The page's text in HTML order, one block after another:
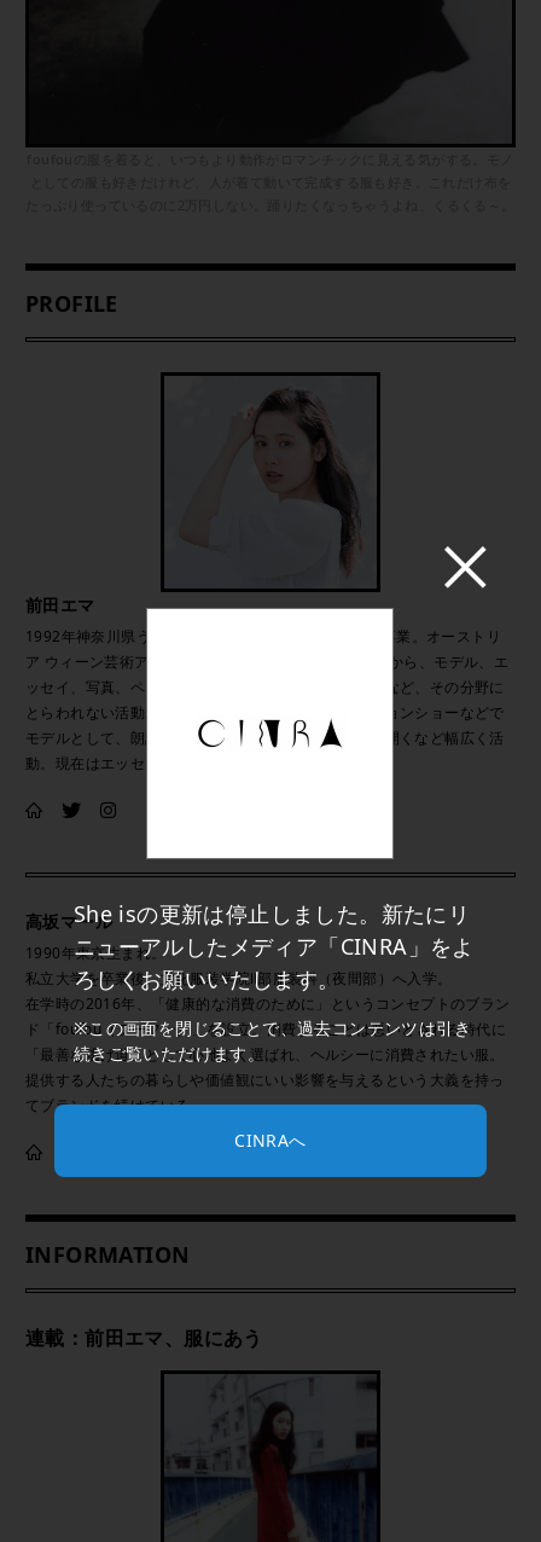
She isの更新は停止しました。新たにリ
ニューアルしたメディア「CINRA」をよ
ろしくお願いいたします。
※この画面を閉じることで、過去コンテンツは引き
続きご覧いただけます。
CINRAへ
PROFILE
前田エマ
1992年神奈川県うまれ。2015年春、東京造形大学を卒業。オーストリ
ア ウィーン芸術アカデミーに留学経験を持ち、在学中から、モデル、エ
ッセイ、写真、ペインティング、朗読、ナレーションなど、その分野に
とらわれない活動が注目を集める。芸術祭やファッションショーなどで
モデルとして、朗読者として参加、また自身の個展を開くなど幅広く活
動。現在はエッセイの連載を雑誌にて毎号執筆中。
高坂マール
1990年東京生まれ。
私立大学を卒業後、文化服装学院Ⅱ部服装科（夜間部）へ入学。
在学時の2016年、「健康的な消費のために」というコンセプトのブラン
ド「foufou（フーフー）」を設立。消費することは悪いとされる時代に
「最善な逃げ道」として心地よく選ばれ、ヘルシーに消費されたい服。
提供する人たちの暮らしや価値観にいい影響を与えるという大義を持っ
てブランドを続けている。
INFORMATION
連載：前田エマ、服にあう